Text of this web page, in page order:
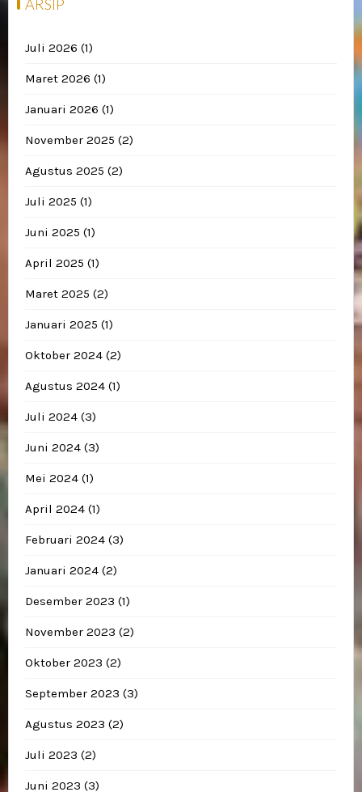
ARSIP
Juli 2026 (1)
Maret 2026 (1)
Januari 2026 (1)
November 2025 (2)
Agustus 2025 (2)
Juli 2025 (1)
Juni 2025 (1)
April 2025 (1)
Maret 2025 (2)
Januari 2025 (1)
Oktober 2024 (2)
Agustus 2024 (1)
Juli 2024 (3)
Juni 2024 (3)
Mei 2024 (1)
April 2024 (1)
Februari 2024 (3)
Januari 2024 (2)
Desember 2023 (1)
November 2023 (2)
Oktober 2023 (2)
September 2023 (3)
Agustus 2023 (2)
Juli 2023 (2)
Juni 2023 (3)